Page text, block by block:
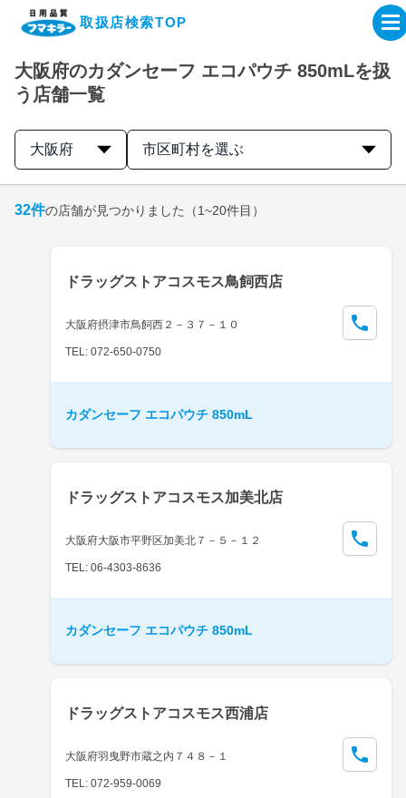
取扱店検索TOP
企業・IR情報サイト
製品情報サイト
取扱店検索はこちら
大阪府のカダンセーフ エコパウチ 850mLを扱
う店舗一覧
大阪府 市区町村を選ぶ
32件の店舗が見つかりました （1~20件目）
ドラッグストアコスモス鳥飼西店
大阪府摂津市鳥飼西２－３７－１０
TEL: 072-650-0750
カダンセーフ エコパウチ 850mL
ドラッグストアコスモス加美北店
大阪府大阪市平野区加美北７－５－１２
TEL: 06-4303-8636
カダンセーフ エコパウチ 850mL
ドラッグストアコスモス西浦店
大阪府羽曳野市蔵之内７４８－１
TEL: 072-959-0069